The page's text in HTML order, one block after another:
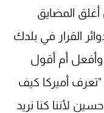
المضايق
القرار في بلدك
أم أقول
أميركا كيف
لأننا كنا نريد